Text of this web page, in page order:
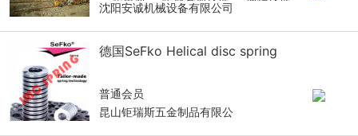
沈阳安诚机械设备有限公司
德国SeFko Helical disc spring
普通会员
昆山钜瑞斯五金制品有限公